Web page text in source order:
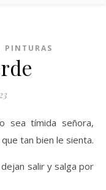
PINTURAS
sea tímida señora,
tan bien le sienta.
salir y salga por